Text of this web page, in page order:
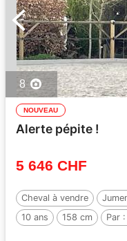
8
NOUVEAU
Alerte pépite !
5 646 CHF
Cheval à vendre
10 ans
158 cm Par :